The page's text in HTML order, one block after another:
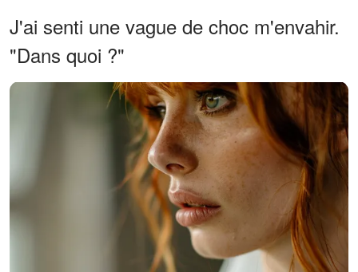
J'ai senti une vague de choc m'envahir.
"Dans quoi ?"